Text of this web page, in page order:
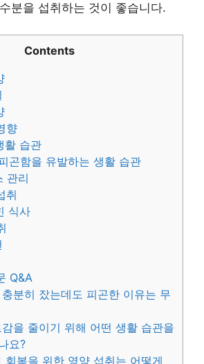
분을 섭취하는 것이 좋습니다.
Contents
향
활 습관
곤함을 유발하는 생활 습관
관리
취
식사
Q&A
분히 잤는데도 피곤한 이유는 무
을 줄이기 위해 어떤 생활 습관을
요?
회복을 위한 영양 섭취는 어떻게